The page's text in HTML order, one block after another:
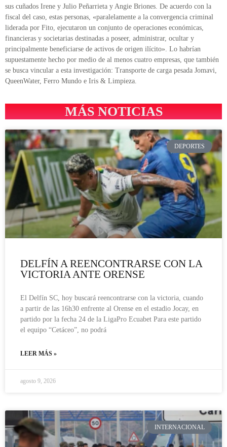
sus cuñados Irene y Julio Peñarrieta y Angie Briones. De acuerdo con la
fiscal del caso, estas personas, «paralelamente a la convergencia criminal
liderada por Fito, ejecutaron un conjunto de operaciones económicas,
financieras y societarias destinadas a poseer, administrar, ocultar y
principalmente beneficiarse de activos de origen ilícito». Lo habrían
supuestamente hecho por medio de al menos cuatro empresas, que también
se busca vincular a esta investigación: Transporte de carga pesada Jomavi,
QueenWater, Ferro Mundo e Iris & Limpieza.
MÁS NOTICIAS
DEPORTES
DELFÍN A REENCONTRARSE CON LA
VICTORIA ANTE ORENSE
El Delfín SC, hoy buscará reencontrarse con la victoria, cuando
a partir de las 16h30 enfrente al Orense en el estadio Jocay, en
partido por la fecha 24 de la LigaPro Ecuabet Para este partido
el equipo “Cetáceo”, no podrá
LEER MÁS »
agosto 9, 2026
INTERNACIONAL